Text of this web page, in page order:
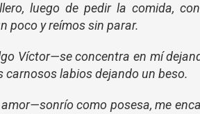
luego de pedir la comida,
poco y reímos sin parar.
Víctor—se concentra en mí
carnosos labios dejando un beso.
como posesa, me